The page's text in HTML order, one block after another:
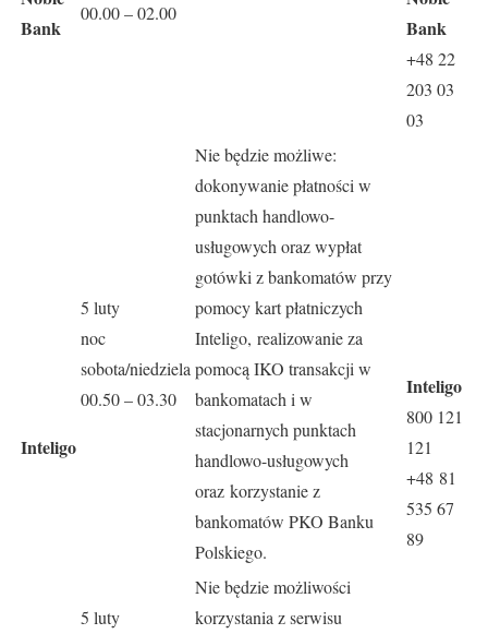
Bank
00.00 – 02.00
Bank
+48 22
203 03
03
Inteligo
5 luty
noc
sobota/niedziela
00.50 – 03.30
Nie będzie możliwe:
dokonywanie płatności w
punktach handlowo-
usługowych oraz wypłat
gotówki z bankomatów przy
pomocy kart płatniczych
Inteligo, realizowanie za
pomocą IKO transakcji w
bankomatach i w
stacjonarnych punktach
handlowo-usługowych
oraz korzystanie z
bankomatów PKO Banku
Polskiego.
Inteligo
800 121
121
+48 81
535 67
89
5 luty
Nie będzie możliwości
korzystania z serwisu